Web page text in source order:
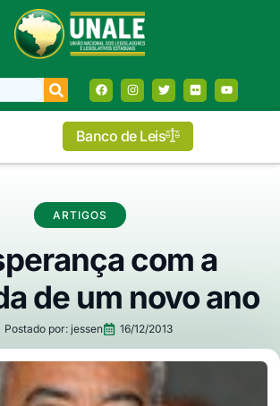
Banco de Leis
ARTIGOS
com a
de um novo ano
Postado por:jessen 16/12/2013